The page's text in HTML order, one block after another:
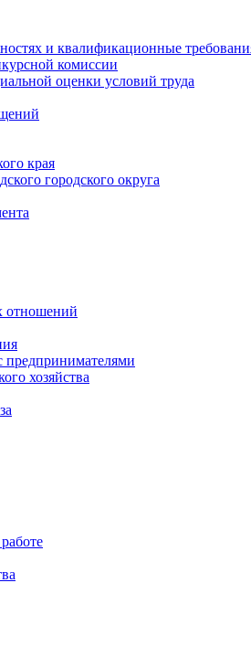
и квалификационные
комиссии
оценки условий труда
края
городского округа
отношений
предпринимателями
хозяйства